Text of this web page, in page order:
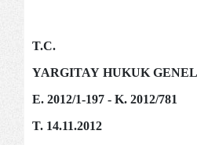
T.C.
YARGITAY HUKUK
E. 2012/1-197 - K. 2012/781
T. 14.11.2012